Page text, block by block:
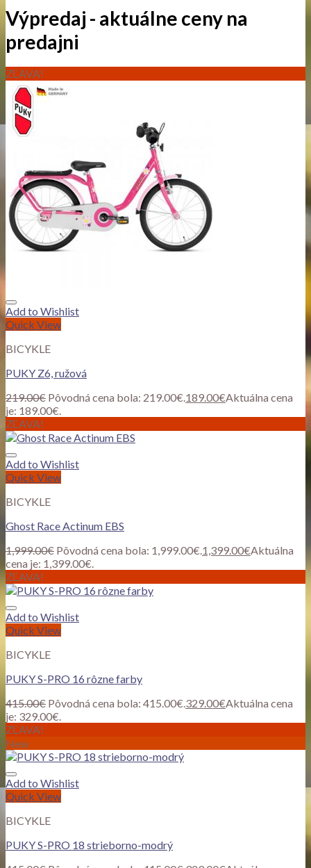
Výpredaj - aktuálne ceny na
predajni
ZĽAVA!
Add to Wishlist
Quick View
BICYKLE
PUKY Z6, ružová
219.00€ Pôvodná cena bola: 219.00€. 189.00€Aktuálna cena
je: 189.00€.
ZĽAVA!
Add to Wishlist
Quick View
BICYKLE
Ghost Race Actinum EBS
1,999.00€ Pôvodná cena bola: 1,999.00€. 1,399.00€Aktuálna
cena je: 1,399.00€.
ZĽAVA!
Add to Wishlist
Quick View
BICYKLE
PUKY S-PRO 16 rôzne farby
415.00€ Pôvodná cena bola: 415.00€. 329.00€Aktuálna cena
je: 329.00€.
ZĽAVA!
New
Add to Wishlist
Quick View
BICYKLE
PUKY S-PRO 18 strieborno-modrý